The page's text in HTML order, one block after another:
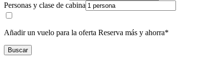
Personas y clase de cabina
Añadir un vuelo para la oferta Reserva más y ahorra*
Buscar